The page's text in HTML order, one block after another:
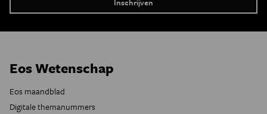
Eos Wetenschap
Eos maandblad
Digitale themanummers